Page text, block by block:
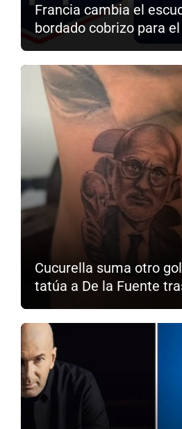
Francia cambia el
bordado cobrizo para
Cucurella suma otro
tatúa a De la Fuente